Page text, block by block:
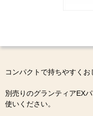
コンパクトで持ちやすくお
別売りのグランティアEX
使いください。